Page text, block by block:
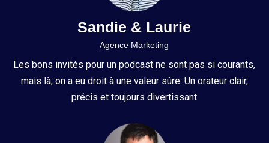
Sandie & Laurie
Agence Marketing
Les bons invités pour un podcast ne sont pas si courants,
mais là, on a eu droit à une valeur sûre. Un orateur clair,
précis et toujours divertissant